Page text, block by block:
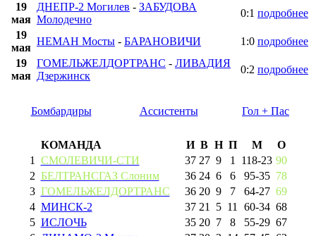
19
мая
ДНЕПР-2 Могилев - ЗАБУДОВА
Молодечно
0:1 подробнее
19
мая
НЕМАН Мосты - БАРАНОВИЧИ 1:0 подробнее
19
мая
ГОМЕЛЬЖЕЛДОРТРАНС - ЛИВАДИЯ
Дзержинск
0:2 подробнее
Бомбардиры Ассистенты Гол + Пас
КОМАНДА И В Н П М
О
1
СМОЛЕВИЧИ-СТИ 37 27 9 1 118-23 90
2 БЕЛТРАНСГАЗ Слоним 36 24 6 6 95-35 78
3 ГОМЕЛЬЖЕЛДОРТРАНС 36 20 9 7 64-27 69
4 МИНСК-2 37 21 5 11 60-34 68
5 ИСЛОЧЬ 35 20 7 8 55-29 67